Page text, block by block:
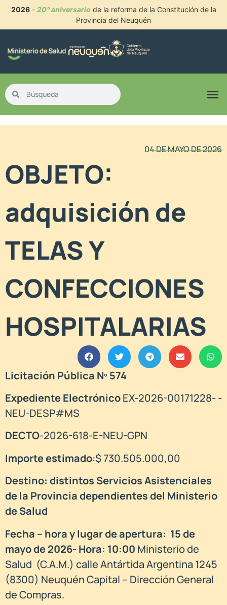
2026- 20° aniversario de la reforma de la Constitución de la
Provincia del Neuquén
04 DE MAYO DE 2026
OBJETO:
adquisición de
TELAS Y
CONFECCIONES
HOSPITALARIAS
Licitación Pública Nº 574
Expediente ElectrónicoEX-2026-00171228- -
NEU-DESP#MS
DECTO-2026-618-E-NEU-GPN
Importe estimado:$ 730.505.000,00
Destino: distintos Servicios Asistenciales
de la Provincia dependientes del Ministerio
de Salud
Fecha – hora y lugar de apertura: 15 de
mayo de 2026- Hora: 10:00 Ministerio de
Salud (C.A.M.) calle Antártida Argentina 1245
(8300) Neuquén Capital – Dirección General
de Compras.